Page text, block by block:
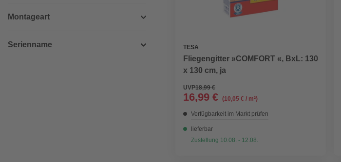
Montageart
Serienname TESA
Fliegengitter »COMFORT «, BxL: 130
x 130 cm, ja
UVP18,99 €
16,99 € (10,05 € / m²)
Verfügbarkeit im Markt prüfen
lieferbar
Zustellung 10.08. - 12.08.